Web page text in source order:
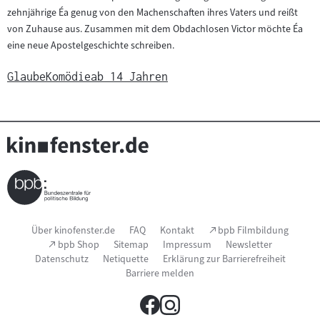
zehnjährige Éa genug von den Machenschaften ihres Vaters und reißt
von Zuhause aus. Zusammen mit dem Obdachlosen Victor möchte Éa
eine neue Apostelgeschichte schreiben.
GlaubeKomödieab 14 Jahren
Seitenfußnavigation
Über kinofenster.de FAQ Kontakt (Link
öffnet
im
neuen
bpb Filmbildung
(Link
öffnet
im
bpb Shop Sitemap Impressum
Newsletter
Datenschutz
Netiquette
Erklärung zur Barrierefreiheit
Barriere melden